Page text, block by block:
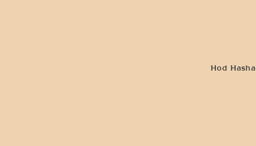
Hod